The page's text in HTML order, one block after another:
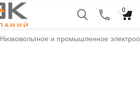
0
Низковольтное и промышленное